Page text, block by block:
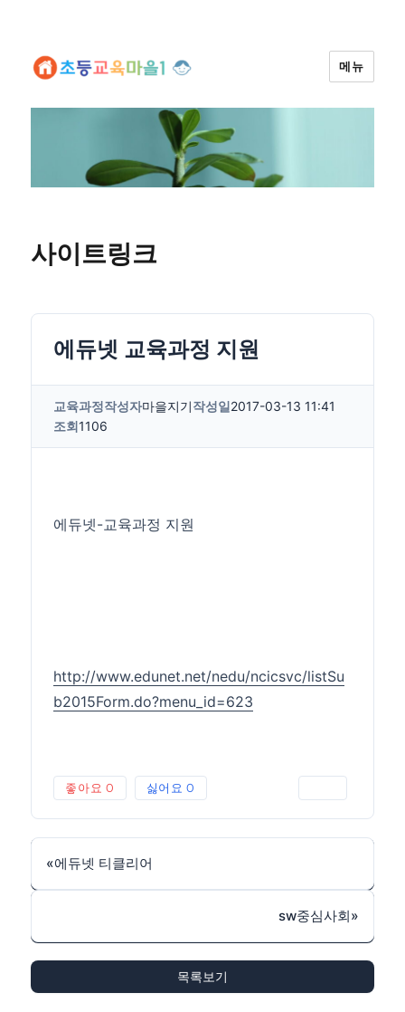
메뉴
사이트링크
에듀넷 교육과정 지원
교육과정작성자마을지기작성일2017-03-13 11:41
조회1106
에듀넷-교육과정 지원
http://www.edunet.net/nedu/ncicsvc/listSu
b2015Form.do?menu_id=623
좋아요 0 싫어요 0
«에듀넷 티클리어
sw중심사회»
목록보기